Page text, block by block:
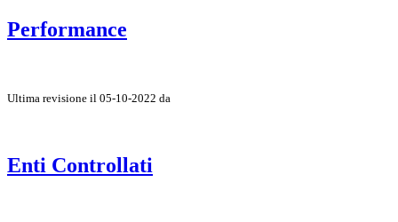
Performance
Ultima revisione il 05-10-2022 da
Enti Controllati